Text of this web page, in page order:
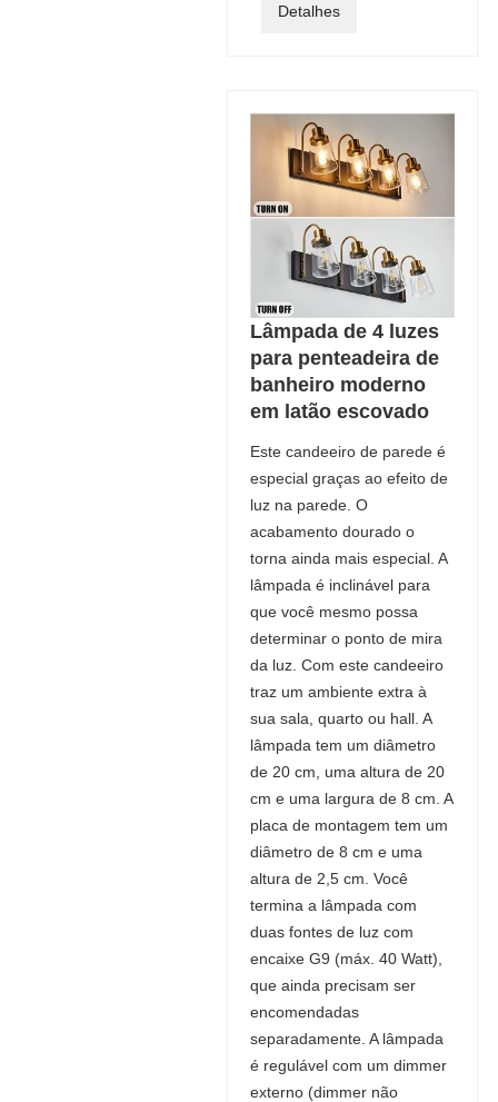
Detalhes
Lâmpada de 4 luzes
para penteadeira de
banheiro moderno
em latão escovado
Este candeeiro de parede é
especial graças ao efeito de
luz na parede. O
acabamento dourado o
torna ainda mais especial. A
lâmpada é inclinável para
que você mesmo possa
determinar o ponto de mira
da luz. Com este candeeiro
traz um ambiente extra à
sua sala, quarto ou hall. A
lâmpada tem um diâmetro
de 20 cm, uma altura de 20
cm e uma largura de 8 cm. A
placa de montagem tem um
diâmetro de 8 cm e uma
altura de 2,5 cm. Você
termina a lâmpada com
duas fontes de luz com
encaixe G9 (máx. 40 Watt),
que ainda precisam ser
encomendadas
separadamente. A lâmpada
é regulável com um dimmer
externo (dimmer não